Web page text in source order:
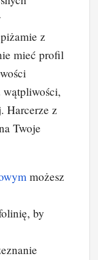
z
mieć profil
wątpliwości,
Harcerze z
Twoje
możesz
by